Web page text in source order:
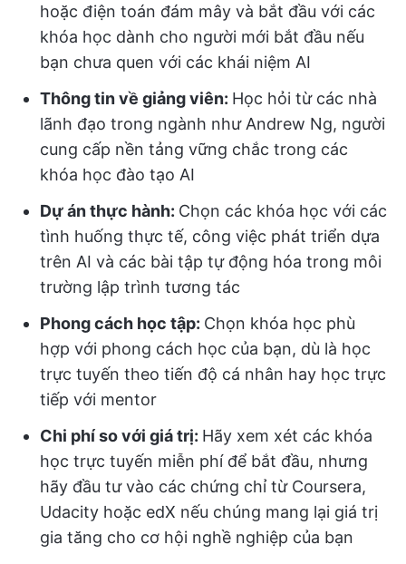
hoặc điện toán đám mây và bắt đầu với các
khóa học dành cho người mới bắt đầu nếu
bạn chưa quen với các khái niệm AI
Thông tin về giảng viên: Học hỏi từ các nhà
lãnh đạo trong ngành như Andrew Ng, người
cung cấp nền tảng vững chắc trong các
khóa học đào tạo AI
Dự án thực hành: Chọn các khóa học với các
tình huống thực tế, công việc phát triển dựa
trên AI và các bài tập tự động hóa trong môi
trường lập trình tương tác
Phong cách học tập: Chọn khóa học phù
hợp với phong cách học của bạn, dù là học
trực tuyến theo tiến độ cá nhân hay học trực
tiếp với mentor
Chi phí so với giá trị: Hãy xem xét các khóa
học trực tuyến miễn phí để bắt đầu, nhưng
hãy đầu tư vào các chứng chỉ từ Coursera,
Udacity hoặc edX nếu chúng mang lại giá trị
gia tăng cho cơ hội nghề nghiệp của bạn